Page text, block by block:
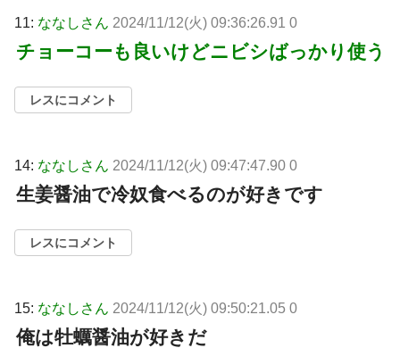
11: ななしさん 2024/11/12(火) 09:36:26.91 0
チョーコーも良いけどニビシばっかり使う
レスにコメント
14: ななしさん 2024/11/12(火) 09:47:47.90 0
生姜醤油で冷奴食べるのが好きです
レスにコメント
15: ななしさん 2024/11/12(火) 09:50:21.05 0
俺は牡蠣醤油が好きだ